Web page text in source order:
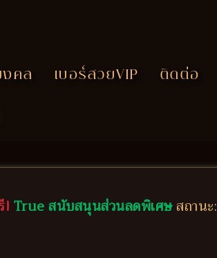
งคล เบอร์สวยVIP ติดต่อ
! True สนับสนุนส่วนลดพิเศษสถานะ: